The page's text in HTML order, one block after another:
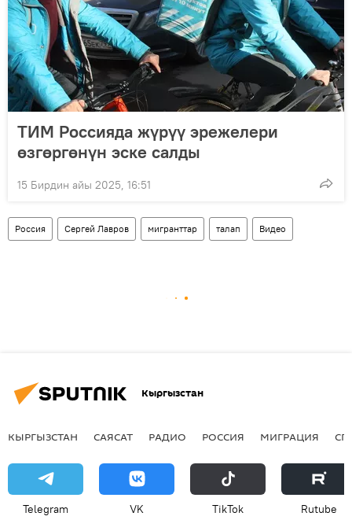
ТИМ Россияда жүрүү эрежелери
өзгөргөнүн эске салды
15 Бирдин айы 2025, 16:51
Россия Сергей Лавров мигранттар талап Видео
Кыргызстан
КЫРГЫЗСТАН САЯСАТ РАДИО РОССИЯ МИГРАЦИЯ
Telegram VK ТikТоk Rutube